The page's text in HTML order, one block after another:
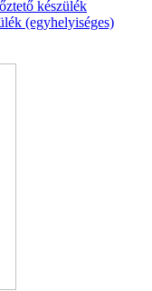
készülék
(egyhelyiséges)